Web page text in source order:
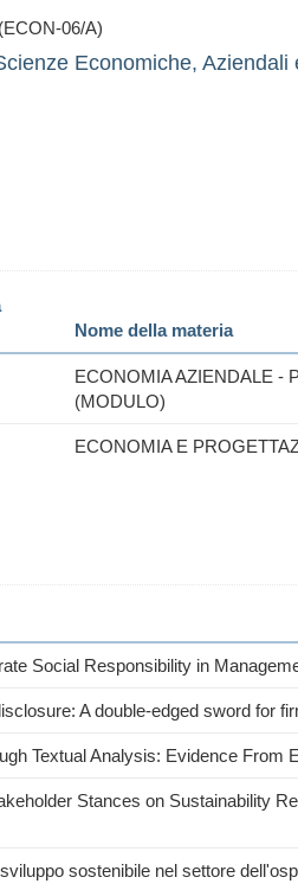
(ECON-06/A)
Economiche, Aziendali
Nome della materia
ECONOMIA AZIENDALE -
(MODULO)
ECONOMIA E
Social Responsibility in
A double-edged sword for
Textual Analysis: Evidence From
Stances on Sustainability
sostenibile nel settore